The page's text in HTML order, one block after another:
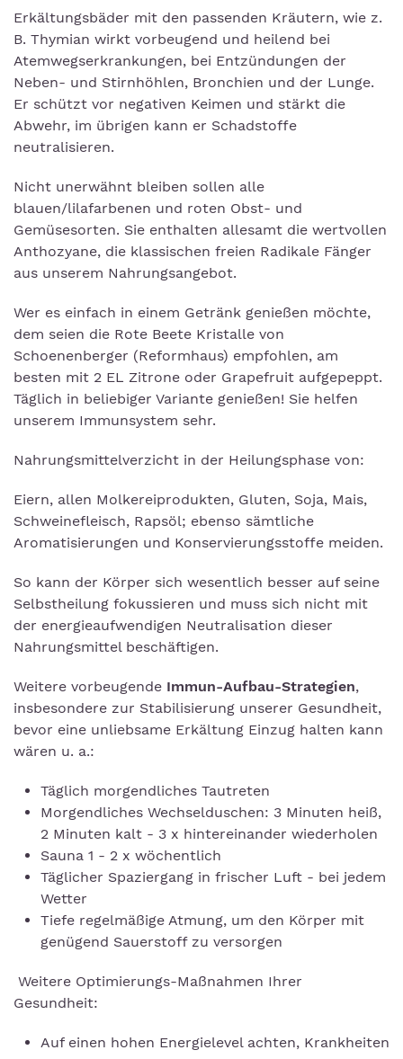
Erkältungsbäder mit den passenden Kräutern, wie z.
B. Thymian wirkt vorbeugend und heilend bei
Atemwegserkrankungen, bei Entzündungen der
Neben- und Stirnhöhlen, Bronchien und der Lunge.
Er schützt vor negativen Keimen und stärkt die
Abwehr, im übrigen kann er Schadstoffe
neutralisieren.
Nicht unerwähnt bleiben sollen alle
blauen/lilafarbenen und roten Obst- und
Gemüsesorten. Sie enthalten allesamt die wertvollen
Anthozyane, die klassischen freien Radikale Fänger
aus unserem Nahrungsangebot.
Wer es einfach in einem Getränk genießen möchte,
dem seien die Rote Beete Kristalle von
Schoenenberger (Reformhaus) empfohlen, am
besten mit 2 EL Zitrone oder Grapefruit aufgepeppt.
Täglich in beliebiger Variante genießen! Sie helfen
unserem Immunsystem sehr.
Nahrungsmittelverzicht in der Heilungsphase von:
Eiern, allen Molkereiprodukten, Gluten, Soja, Mais,
Schweinefleisch, Rapsöl; ebenso sämtliche
Aromatisierungen und Konservierungsstoffe meiden.
So kann der Körper sich wesentlich besser auf seine
Selbstheilung fokussieren und muss sich nicht mit
der energieaufwendigen Neutralisation dieser
Nahrungsmittel beschäftigen.
Weitere vorbeugende Immun-Aufbau-Strategien,
insbesondere zur Stabilisierung unserer Gesundheit,
bevor eine unliebsame Erkältung Einzug halten kann
wären u. a.:
Täglich morgendliches Tautreten
Morgendliches Wechselduschen: 3 Minuten heiß,
2 Minuten kalt - 3 x hintereinander wiederholen
Sauna 1 - 2 x wöchentlich
Täglicher Spaziergang in frischer Luft - bei jedem
Wetter
Tiefe regelmäßige Atmung, um den Körper mit
genügend Sauerstoff zu versorgen
Weitere Optimierungs-Maßnahmen Ihrer
Gesundheit:
Auf einen hohen Energielevel achten, Krankheiten